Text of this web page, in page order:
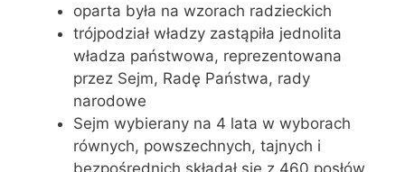
oparta była na wzorach radzieckich
trójpodział władzy zastąpiła jednolita
władza państwowa, reprezentowana
przez Sejm, Radę Państwa, rady
narodowe
Sejm wybierany na 4 lata w wyborach
równych, powszechnych, tajnych i
bezpośrednich składał się z 460 posłów